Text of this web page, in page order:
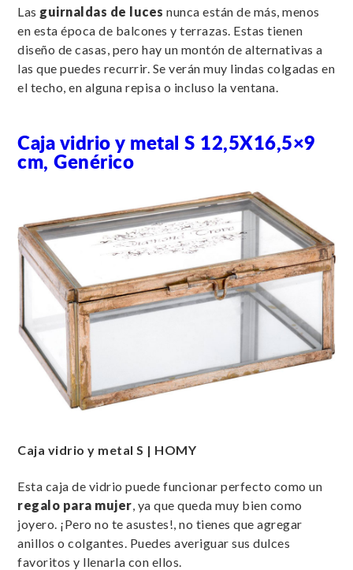
Las guirnaldas de luces nunca están de más, menos
en esta época de balcones y terrazas. Estas tienen
diseño de casas, pero hay un montón de alternativas a
las que puedes recurrir. Se verán muy lindas colgadas en
el techo, en alguna repisa o incluso la ventana.
Caja vidrio y metal S 12,5X16,5×9
cm, Genérico
Caja vidrio y metal S | HOMY
Esta caja de vidrio puede funcionar perfecto como un
regalo para mujer , ya que queda muy bien como
joyero. ¡Pero no te asustes!, no tienes que agregar
anillos o colgantes. Puedes averiguar sus dulces
favoritos y llenarla con ellos.